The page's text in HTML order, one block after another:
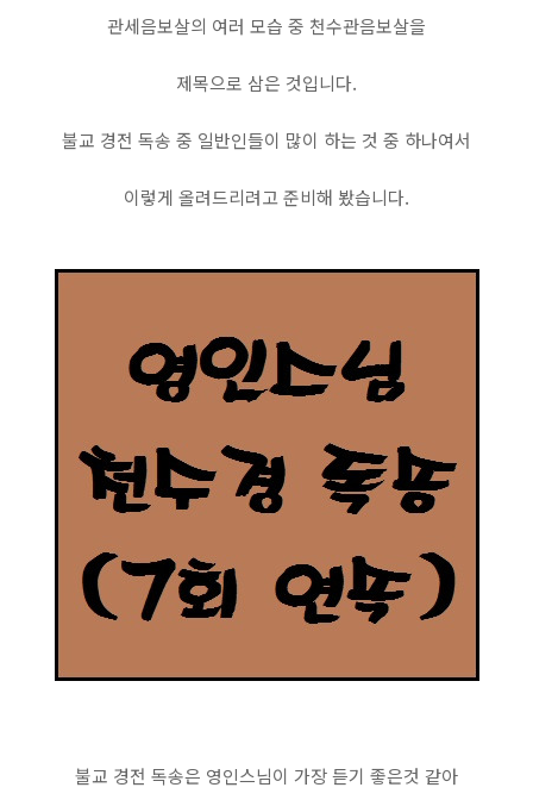
관세음보살의 여러 모습 중 천수관음보살을
제목으로 삼은 것입니다.
불교 경전 독송 중 일반인들이 많이 하는 것 중 하나여서
이렇게 올려드리려고 준비해 봤습니다.
불교 경전 독송은 영인스님이 가장 듣기 좋은것 같아